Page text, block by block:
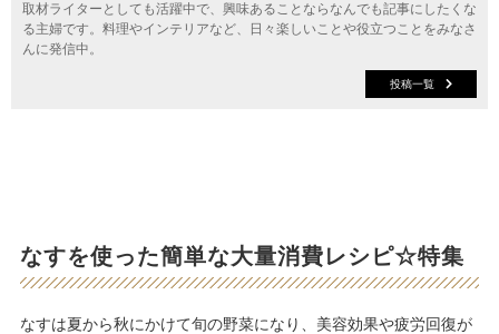
取材ライターとしても活躍中で、興味あることならなんでも記事にしたくな
る主婦です。料理やインテリアなど、日々楽しいことや役立つことをみなさ
んに発信中。
投稿一覧
なすを使った簡単な大量消費レシピ☆特集
なすは夏から秋にかけて旬の野菜になり、美容効果や疲労回復が